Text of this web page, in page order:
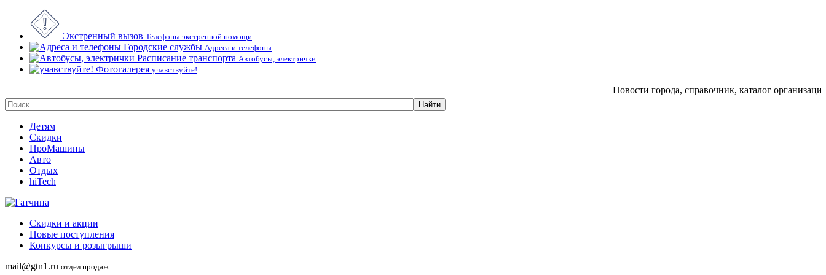
Экстренный вызов Телефоны экстренной помощи
Городские службы Адреса и телефоны
Расписание транспорта Автобусы, электрички
Фотогалерея учавствуйте!
Новости города, справочник, каталог организаций,
Найти
Детям
Скидки
ПроМашины
Авто
Отдых
hiTech
Скидки и акции
Новые поступления
Конкурсы и розыгрыши
mail@gtn1.ru отдел продаж